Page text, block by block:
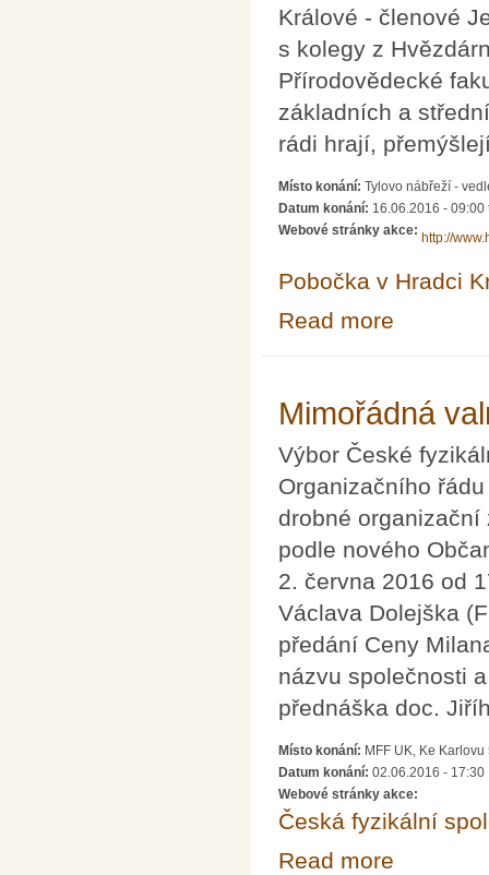
Králové - členové
s kolegy z
Přírodovědecké
základních a
rádi hrají,
Místo konání: Tylovo nábřeží -
Datum konání: 16.06.2016 - 09:00
Webové stránky akce:
http://
Pobočka v Hradci
Read more
Mimořádná
Výbor České
Organizačního
drobné
podle nového
2. června 2016 od
Václava Dolejška
předání Ceny
názvu společnosti
přednáška doc.
Místo konání: MFF UK, Ke
Datum konání: 02.06.2016 - 17:30
Webové stránky akce:
Česká fyzikální
Read more